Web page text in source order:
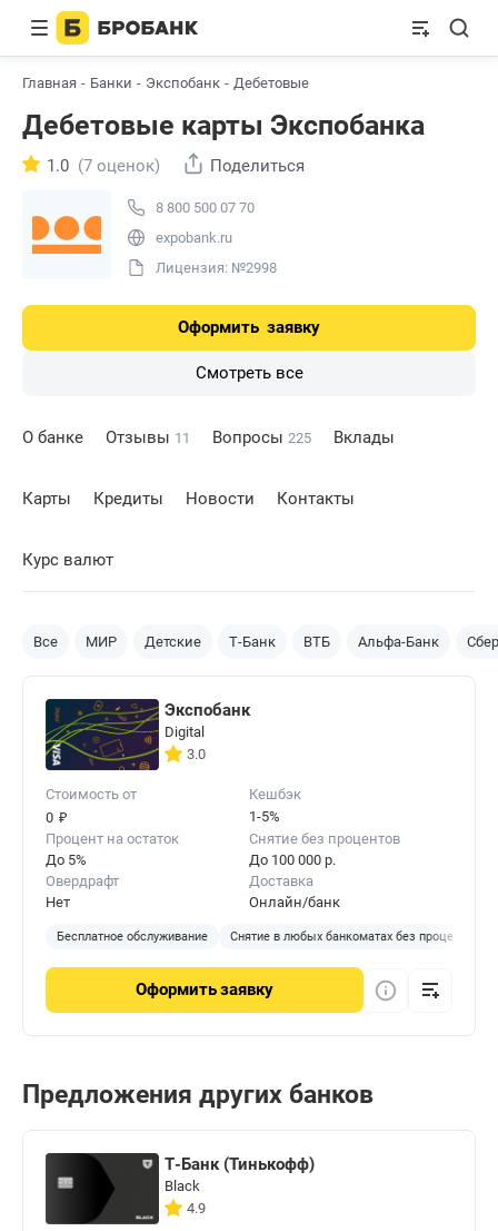
Главная Банки Экспобанк Дебетовые
Дебетовые карты Экспобанка
8 800 500 07 70
expobank.ru
Лицензия: №2998
1.0 (7 оценок) Поделиться
Оформить заявку
Смотреть все
О банке Отзывы 11 Вопросы 225 Вклады
Карты Кредиты Новости Контакты
Курс валют
Все МИР Детские Т-Банк ВТБ Альфа-Банк
Экспобанк
Digital
3.0
Стоимость от
0 ₽
Кешбэк
1-5%
Процент на остаток
До 5%
Снятие без процентов
До 100 000 р.
Овердрафт
Нет
Доставка
Онлайн/банк
Бесплатное обслуживание Снятие в любых банкоматах без процентов
Оформитьзаявку
Предложения других банков
Т-Банк (Тинькофф)
Black
4.9